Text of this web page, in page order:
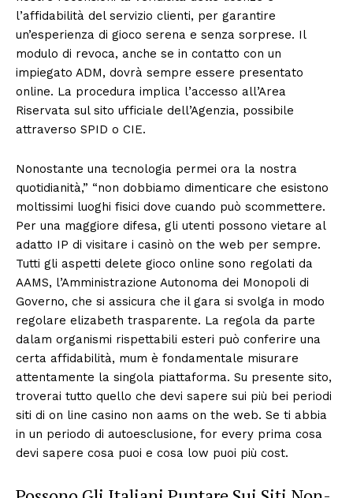
l’affidabilità del servizio clienti, per garantire
un’esperienza di gioco serena e senza sorprese. Il
modulo di revoca, anche se in contatto con un
impiegato ADM, dovrà sempre essere presentato
online. La procedura implica l’accesso all’Area
Riservata sul sito ufficiale dell’Agenzia, possibile
attraverso SPID o CIE.
Nonostante una tecnologia permei ora la nostra
quotidianità,” “non dobbiamo dimenticare che esistono
moltissimi luoghi fisici dove cuando può scommettere.
Per una maggiore difesa, gli utenti possono vietare al
adatto IP di visitare i casinò on the web per sempre.
Tutti gli aspetti delete gioco online sono regolati da
AAMS, l’Amministrazione Autonoma dei Monopoli di
Governo, che si assicura che il gara si svolga in modo
regolare elizabeth trasparente. La regola da parte
dalam organismi rispettabili esteri può conferire una
certa affidabilità, mum è fondamentale misurare
attentamente la singola piattaforma. Su presente sito,
troverai tutto quello che devi sapere sui più bei periodi
siti di on line casino non aams on the web. Se ti abbia
in un periodo di autoesclusione, for every prima cosa
devi sapere cosa puoi e cosa low puoi più cost.